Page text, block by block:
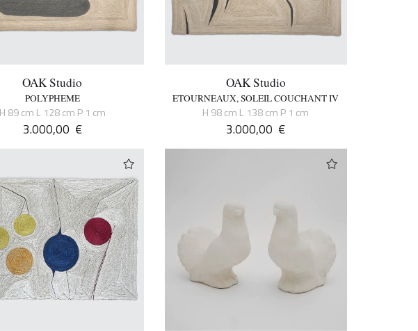
OAK Studio
POLYPHEME
H 89 cm L 128 cm P 1 cm
3.000,00 €
OAK Studio
ETOURNEAUX, SOLEIL COUCHANT IV
H 98 cm L 138 cm P 1 cm
3.000,00 €